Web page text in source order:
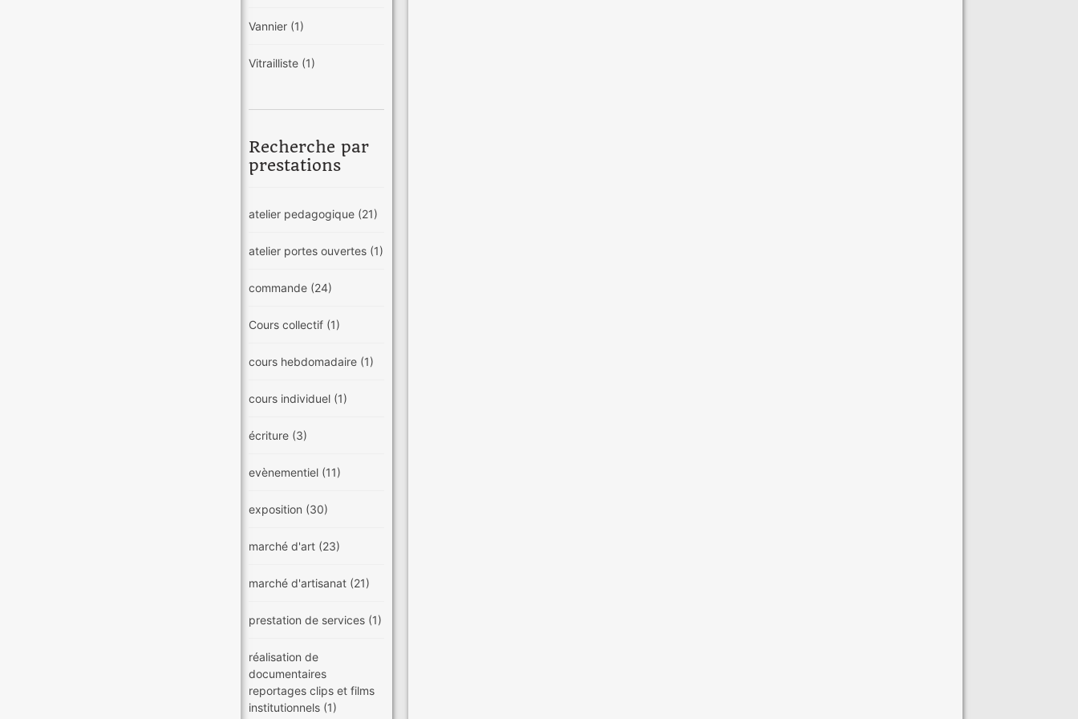
Vannier (1)
Vitrailliste (1)
Recherche par
prestations
atelier pedagogique (21)
atelier portes ouvertes (1)
commande (24)
Cours collectif (1)
cours hebdomadaire (1)
cours individuel (1)
écriture (3)
evènementiel (11)
exposition (30)
marché d'art (23)
marché d'artisanat (21)
prestation de services (1)
réalisation de
documentaires
reportages clips et films
institutionnels (1)